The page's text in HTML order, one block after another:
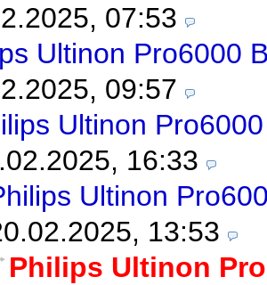
07:53
Ultinon Pro6000
09:57
Ultinon
16:33
Ultinon
13:53
Philips Ultinon